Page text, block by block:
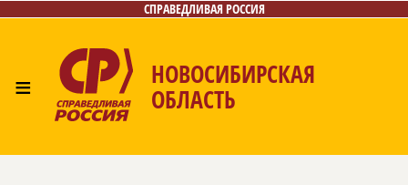
СПРАВЕДЛИВАЯ РОССИЯ
≡ НОВОСИБИРСКАЯ
ОБЛАСТЬ